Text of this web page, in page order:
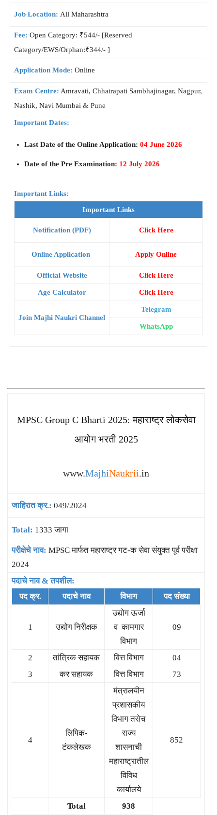
Job Location: All Maharashtra
Fee: Open Category: ₹544/- [Reserved
Category/EWS/Orphan:₹344/- ]
Application Mode: Online
Exam Centre: Amravati, Chhatrapati Sambhajinagar, Nagpur,
Nashik, Navi Mumbai & Pune
Important Dates:
Last Date of the Online Application: 04 June 2026
Date of the Pre Examination: 12 July 2026
Important Links:
Important Links
Notification (PDF) Click Here
Online Application Apply Online
Official Website Click Here
Age Calculator Click Here
Join Majhi Naukri Channel
Telegram
WhatsApp
MPSC Group C Bharti 2025: महाराष्ट्र लोकसेवा
आयोग भरती 2025
www.MajhiNaukrii.in
जाहिरात क्र.: 049/2024
Total: 1333 जागा
परीक्षेचे नाव: MPSC मार्फत महाराष्ट्र गट-क सेवा संयुक्त पूर्व परीक्षा
2024
पदाचे नाव & तपशील:
पद क्र.
पदाचे नाव विभाग पद संख्या
1 उद्योग निरीक्षक
उद्योग ऊर्जा
व कामगार
विभाग
09
2 तांत्रिक सहायक वित्त विभाग
04
3
कर सहायक वित्त विभाग 73
4
लिपिक-
टंकलेखक
मंत्रालयीन
प्रशासकीय
विभाग तसेच
राज्य
शासनाची
महाराष्ट्रातील
विविध
कार्यालये
852
Total 938